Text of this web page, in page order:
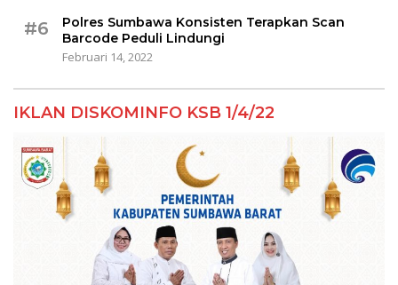
#6
Polres Sumbawa Konsisten Terapkan Scan
Barcode Peduli Lindungi
Februari 14, 2022
IKLAN DISKOMINFO KSB 1/4/22